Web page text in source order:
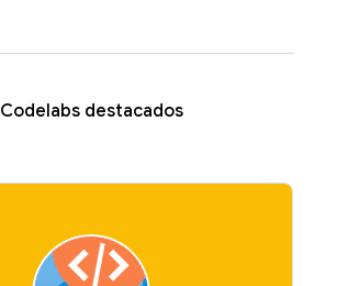
Codelabs destacados